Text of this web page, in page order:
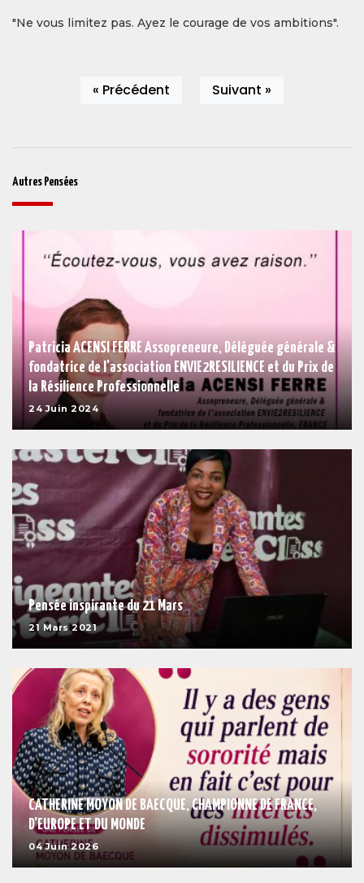
"Ne vous limitez pas. Ayez le courage de vos ambitions".
« Précédent Suivant »
Autres Pensées
Patricia ACENSI FERRE Assopreneure, Déléguée générale &
fondatrice de l'association ENVIE2RESILIENCE et du Prix de
la Résilience Professionnelle
24 Juin 2024
Pensée inspirante du 21 Mars
21 Mars 2021
CATHERINE MOYON DE BAECQUE, CHAMPIONNE DE FRANCE,
D'EUROPE ET DU MONDE
04 Juin 2026